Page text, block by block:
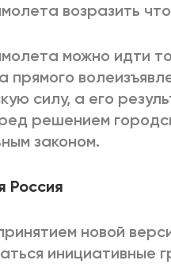
возразить
можно идти
прямого
силу, а его
решением
законом.
Россия
новой
инициативные